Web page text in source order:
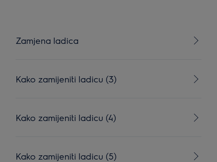
Zamjena ladica
Kako zamijeniti ladicu (3)
Kako zamijeniti ladicu (4)
Kako zamijeniti ladicu (5)